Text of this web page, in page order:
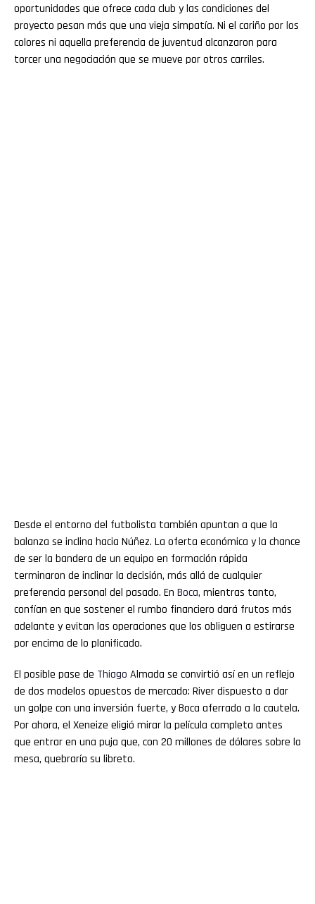
oportunidades que ofrece cada club y las condiciones del
proyecto pesan más que una vieja simpatía. Ni el cariño por los
colores ni aquella preferencia de juventud alcanzaron para
torcer una negociación que se mueve por otros carriles.
Desde el entorno del futbolista también apuntan a que la
balanza se inclina hacia Núñez. La oferta económica y la chance
de ser la bandera de un equipo en formación rápida
terminaron de inclinar la decisión, más allá de cualquier
preferencia personal del pasado. En Boca, mientras tanto,
confían en que sostener el rumbo financiero dará frutos más
adelante y evitan las operaciones que los obliguen a estirarse
por encima de lo planificado.
El posible pase de Thiago Almada se convirtió así en un reflejo
de dos modelos opuestos de mercado: River dispuesto a dar
un golpe con una inversión fuerte, y Boca aferrado a la cautela.
Por ahora, el Xeneize eligió mirar la película completa antes
que entrar en una puja que, con 20 millones de dólares sobre la
mesa, quebraría su libreto.